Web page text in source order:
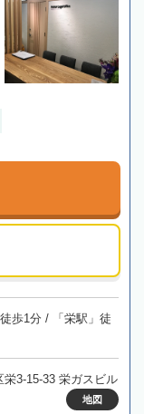
歩1分 / 「栄駅」徒
3-15-33 栄ガスビル
地図